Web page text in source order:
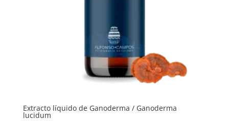
Extracto líquido de Ganoderma / Ganoderma
lucidum